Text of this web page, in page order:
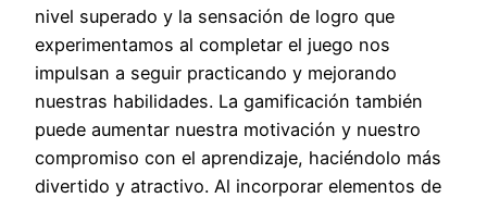
nivel superado y la sensación de logro que
experimentamos al completar el juego nos
impulsan a seguir practicando y mejorando
nuestras habilidades. La gamificación también
puede aumentar nuestra motivación y nuestro
compromiso con el aprendizaje, haciéndolo más
divertido y atractivo. Al incorporar elementos de